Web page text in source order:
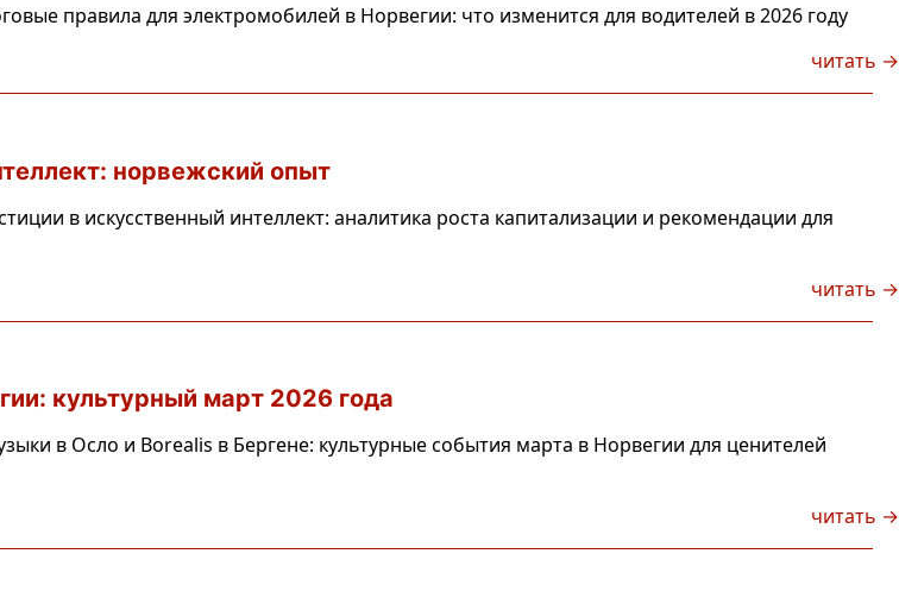
правила для электромобилей в Норвегии: что изменится для водителей в 2026 году
читать →
норвежский опыт
в искусственный интеллект: аналитика роста капитализации и рекомендации для
читать →
культурный март 2026 года
в Осло и Borealis в Бергене: культурные события марта в Норвегии для ценителей
читать →